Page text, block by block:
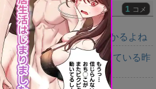
1 コメ
ト定期的にやってるの助かるよね
作るコストが大きくなっている昨
よな